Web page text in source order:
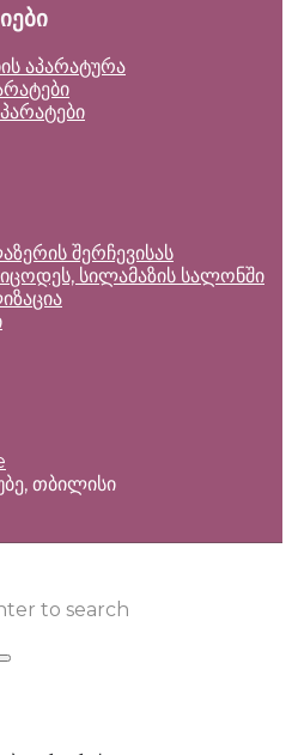
აპარატურა
შერჩევისას
სილამაზის სალონში
თბილისი
to search